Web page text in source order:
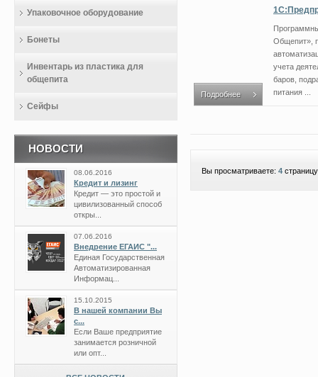
Подробнее
Общепит»,
учета
баров,
питания ...
Вы просматриваете: 4
Упаковочное оборудование
Бонеты
Инвентарь из пластика для
общепита
Сейфы
НОВОСТИ
08.06.2016
Кредит и лизинг
Кредит — это простой и
цивилизованный способ
откры...
07.06.2016
Внедрение ЕГАИС "...
Единая Государственная
Автоматизированная
Информац...
15.10.2015
В нашей компании Вы
с...
Если Ваше предприятие
занимается розничной
или опт...